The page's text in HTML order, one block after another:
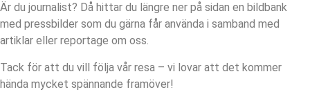
Är du journalist? Då hittar du längre ner på sidan en bildbank
med pressbilder som du gärna får använda i samband med
artiklar eller reportage om oss.
Tack för att du vill följa vår resa – vi lovar att det kommer
hända mycket spännande framöver!